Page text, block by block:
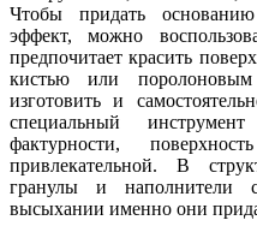
Чтобы придать
эффект, можно
предпочитает красить
кистью или
изготовить и
специальный
фактурности,
привлекательной. В
гранулы и наполнители
высыхании именно они